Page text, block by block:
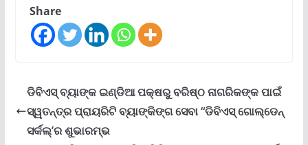
Share
ଡିବିଏସ୍ ବ୍ୟାଙ୍କ ଇଣ୍ଡିଆ ପକ୍ଷରୁ ବରିଷ୍ଠ ନାଗରିକଙ୍କ ପାଇଁ
ସ୍ୱତନ୍ତ୍ର ପ୍ରାୟରିଟି ବ୍ୟାଙ୍କିଙ୍ଗ ସେବା “ଡିବିଏସ୍ ଗୋଲ୍‌ଡେନ୍
ସର୍କଲ୍‌’ର ଶୁଭାରମ୍ଭ